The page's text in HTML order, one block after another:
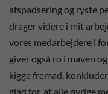
afspadsering og ryste
drager videre i mit
vores medarbejdere i
giver også ro i maven
kigge fremad,
glad for, at alle øvrige